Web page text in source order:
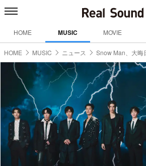
HOME MUSIC MOVIE
HOME MUSIC ニュース Snow Man、大晦